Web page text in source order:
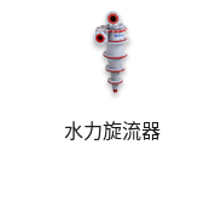
水力旋流器